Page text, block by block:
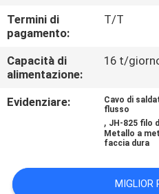
CONTATTICI
NOTIZIE
CITAZIONE
Termini di
pagamento:
T/T
Capacità di
alimentazione:
16 t/
Evidenziare:
Cavo di
flusso
, JH-825 filo
Metallo a
faccia dura
MIGLIOR